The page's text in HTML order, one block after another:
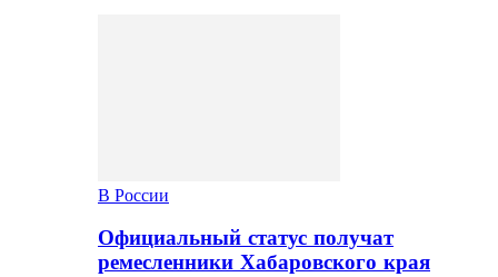
В России
Официальный статус получат
ремесленники Хабаровского края